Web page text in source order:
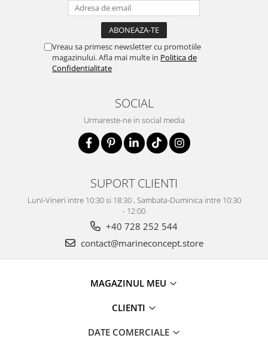
Vreau sa primesc newsletter cu promotiile
magazinului. Afla mai multe in Politica de
Confidentialitate
SOCIAL
Urmareste-ne in social media
SUPORT CLIENTI
Luni-Vineri intre 10:30 si 18:30 , Sambata-Duminica intre 10:30
- 12:00
+40 728 252 544
contact@marineconcept.store
MAGAZINUL MEU
CLIENTI
DATE COMERCIALE